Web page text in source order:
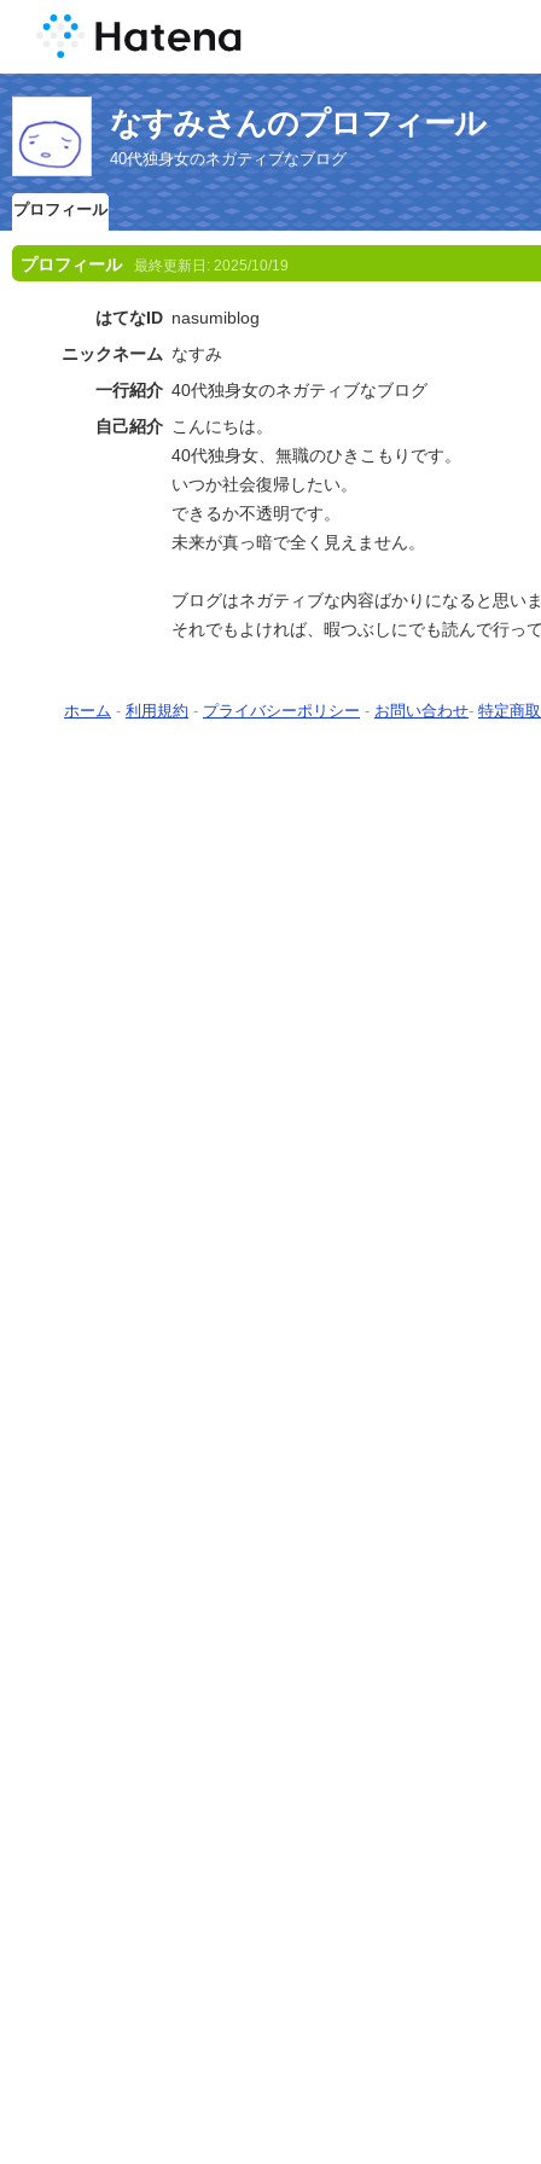
なすみさんのプロフィール
40代独身女のネガティブなブログ
プロフィール
プロフィール 最終更新日: 2025/10/19
はてなID nasumiblog
ニックネーム なすみ
一行紹介 40代独身女のネガティブなブログ
自己紹介 こんにちは。
40代独身女、無職のひきこもりです。
いつか社会復帰したい。
できるか不透明です。
未来が真っ暗で全く見えません。
ブログはネガティブな内容ばかりになると思い
それでもよければ、暇つぶしにでも読んで行っ
ホーム - 利用規約 - プライバシーポリシー - お問い合わせ- 特定商